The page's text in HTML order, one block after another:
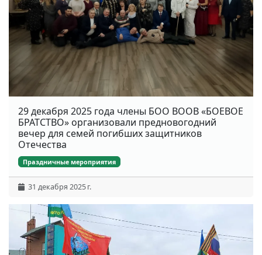
29 декабря 2025 года члены БОО ВООВ «БОЕВОЕ
БРАТСТВО» организовали предновогодний
вечер для семей погибших защитников
Отечества
Праздничные мероприятия
31 декабря 2025 г.